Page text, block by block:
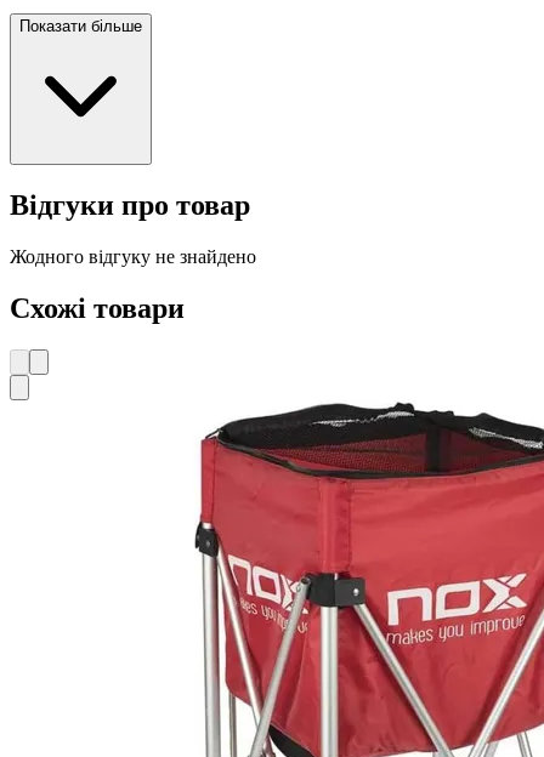
Показати більше
Відгуки про товар
Жодного відгуку не знайдено
Схожі товари